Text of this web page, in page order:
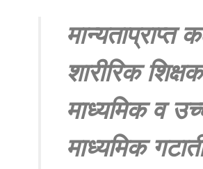
मान्यताप्राप्त
शारीरिक
माध्यमिक व
माध्यमिक